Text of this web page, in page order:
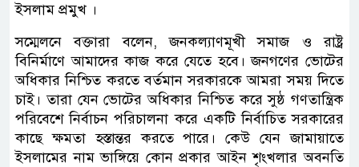
ইসলাম প্রমুখ ।
সম্মেলনে বক্তারা বলেন, জনকল্যাণমূখী সমাজ ও রাষ্ট্র
বিনির্মাণে আমাদের কাজ করে যেতে হবে। জনগণের ভোটের
অধিকার নিশ্চিত করতে বর্তমান সরকারকে আমরা সময় দিতে
চাই। তারা যেন ভোটের অধিকার নিশ্চিত করে সুষ্ঠ গণতান্ত্রিক
পরিবেশে নির্বাচন পরিচালনা করে একটি নির্বাচিত সরকারের
কাছে ক্ষমতা হস্তান্তর করতে পারে। কেউ যেন জামায়াতে
ইসলামের নাম ভাঙ্গিয়ে কোন প্রকার আইন শৃংখলার অবনতি